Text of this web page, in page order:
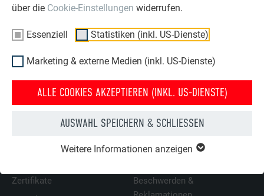
über die Cookie-Einstellungen widerrufen.
Essenziell Statistiken (inkl. US-Dienste)
Marketing & externe Medien (inkl. US-Dienste)
ALLE COOKIES AKZEPTIEREN (INKL. US-DIENSTE)
AUSWAHL SPEICHERN & SCHLIESSEN
Weitere Informationen anzeigen
ÜBER PREFA
Nachhaltigkeit
Zertifikate
WIR HELFEN IHNEN
Prospekte bestellen
Angebot anfordern
Beschwerden &